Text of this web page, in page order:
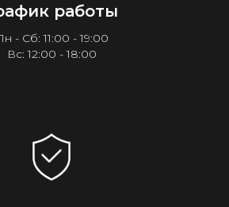
работы
- Сб: 11:00 - 19:00
Вс: 12:00 - 18:00